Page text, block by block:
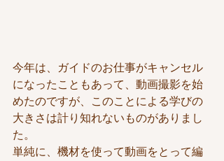
今年は、ガイドのお仕事がキャンセル
になったこともあって、動画撮影を始
めたのですが、このことによる学びの
大きさは計り知れないものがありまし
た。
単純に、機材を使って動画をとって編